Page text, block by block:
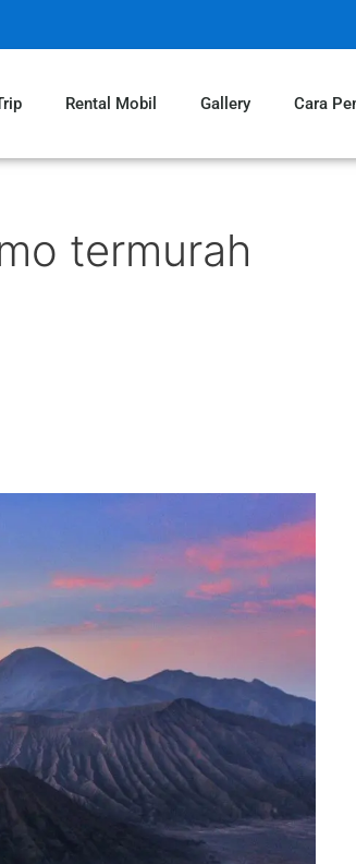
Rental Mobil Gallery Cara
termurah